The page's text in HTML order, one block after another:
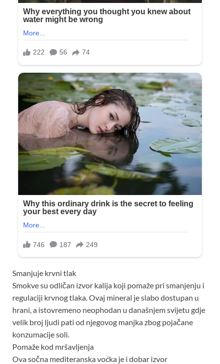
Smanjuje krvni tlak
Smokve su odličan izvor kalija koji pomaže pri smanjenju i
regulaciji krvnog tlaka. Ovaj mineral je slabo dostupan u
hrani, a istovremeno neophodan u današnjem svijetu gdje
velik broj ljudi pati od njegovog manjka zbog pojačane
konzumacije soli.
Pomaže kod mršavljenja
Ova sočna mediteranska voćka je i dobar izvor